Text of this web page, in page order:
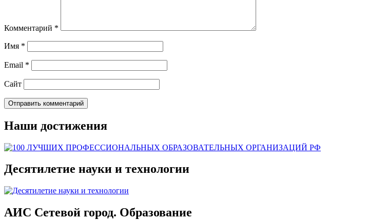
Комментарий *
Имя *
Email *
Сайт
Наши достижения
Десятилетие науки и технологии
АИС Сетевой город. Образование